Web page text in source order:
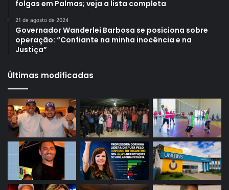
folgas em Palmas; veja a lista completa
21 de agosto de 2024
Governador Wanderlei Barbosa se posiciona sobre
operação: “Confiante na minha inocência e na
Justiça”
Últimas modificadas